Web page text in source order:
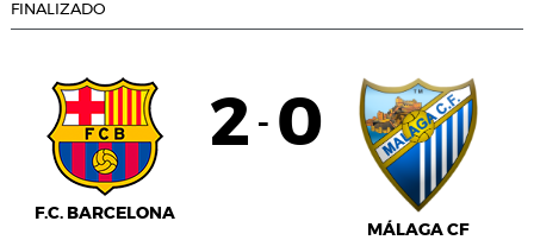
FINALIZADO
F.C. BARCELONA
2 - 0
MÁLAGA CF